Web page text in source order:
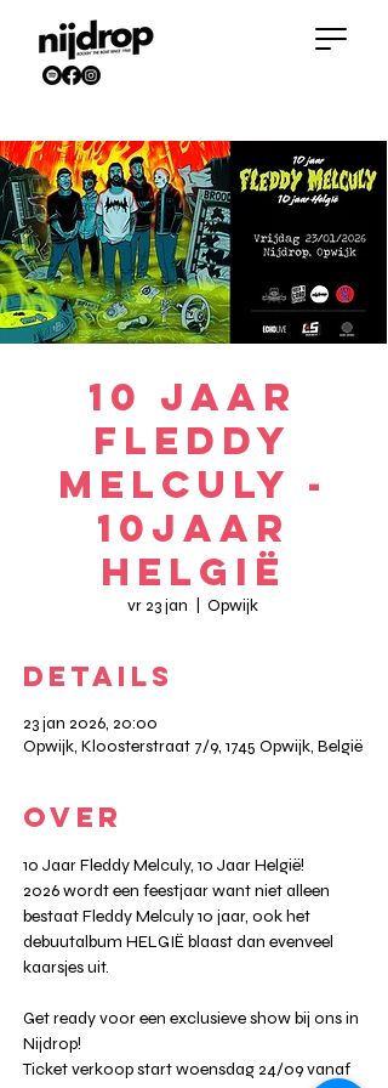
10 jaar
Fleddy
Melculy -
10jaar
Helgië
vr 23 jan Opwijk
DETAILS
23 jan 2026, 20:00
Opwijk, Kloosterstraat 7/9, 1745 Opwijk, België
OVER
10 Jaar Fleddy Melculy, 10 Jaar Helgië!
2026 wordt een feestjaar want niet alleen
bestaat Fleddy Melculy 10 jaar, ook het
debuutalbum HELGIË blaast dan evenveel
kaarsjes uit.
Get ready voor een exclusieve show bij ons in
Nijdrop!
Ticket verkoop start woensdag 24/09 vanaf